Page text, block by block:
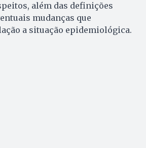
além das definições
mudanças que
a situação epidemiológica.